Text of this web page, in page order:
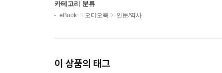
카테고리 분류
eBook 오디오북 인문/역사
이 상품의 태그